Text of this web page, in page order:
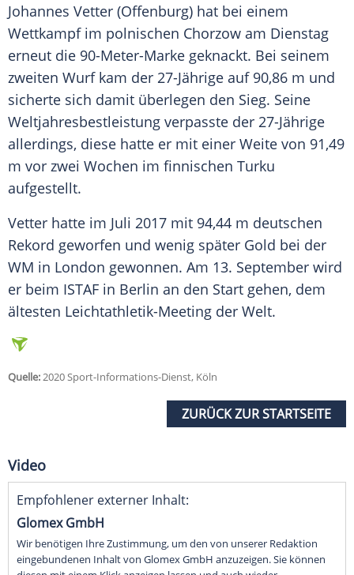
Johannes Vetter (Offenburg) hat bei einem
Wettkampfim polnischen Chorzow am Dienstag
erneut die 90-Meter-Marke geknackt. Bei seinem
zweiten Wurf kam der 27-Jährige auf 90,86 m und
sicherte sich damit überlegen den Sieg. Seine
Weltjahresbestleistung verpasste der 27-Jährige
allerdings, diese hatte er mit einer Weite von 91,49
m vor zwei Wochen im finnischen Turku
aufgestellt.
Vetter hatte im Juli 2017 mit 94,44 m deutschen
Rekord geworfen und wenig später Gold bei der
WM in London gewonnen. Am 13. September wird
er beim ISTAF in Berlin an den Start gehen, dem
ältesten Leichtathletik-Meeting der Welt.
Quelle:2020 Sport-Informations-Dienst, Köln
ZURÜCK ZUR STARTSEITE
Video
Empfohlener externer Inhalt:
Glomex GmbH
Wir benötigen Ihre Zustimmung, um den von unserer Redaktion
eingebundenen Inhalt von Glomex GmbH anzuzeigen. Sie können